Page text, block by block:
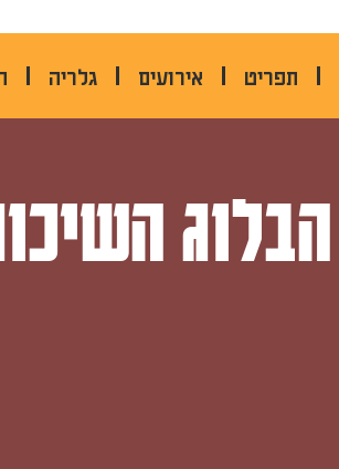
תפריט אירועים גלריה
הבלוג